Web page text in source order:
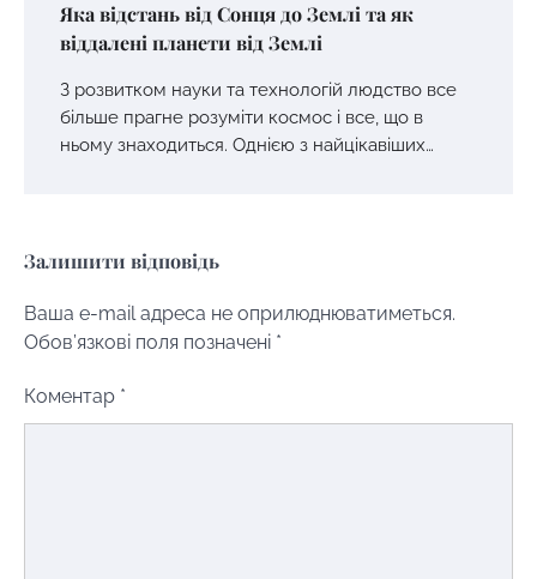
Яка відстань від Сонця до Землі та як
віддалені планети від Землі
З розвитком науки та технологій людство все
більше прагне розуміти космос і все, що в
ньому знаходиться. Однією з найцікавіших…
Залишити відповідь
Ваша e-mail адреса не оприлюднюватиметься.
Обов’язкові поля позначені *
Коментар *